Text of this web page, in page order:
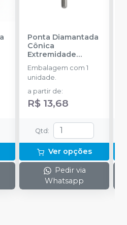
Ponta Diamantada
Cônica
Extremidade
Arredondada FG
KG SORENSEN
Embalagem com 1
unidade.
a partir de:
R$ 13,68
Qtd :
Ver opções
Pedir via
Whatsapp